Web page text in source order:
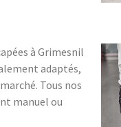
à Grimesnil
adaptés,
Tous nos
manuel ou